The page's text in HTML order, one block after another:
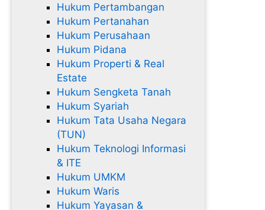
Hukum Pertambangan
Hukum Pertanahan
Hukum Perusahaan
Hukum Pidana
Hukum Properti & Real
Estate
Hukum Sengketa Tanah
Hukum Syariah
Hukum Tata Usaha Negara
(TUN)
Hukum Teknologi Informasi
& ITE
Hukum UMKM
Hukum Waris
Hukum Yayasan &